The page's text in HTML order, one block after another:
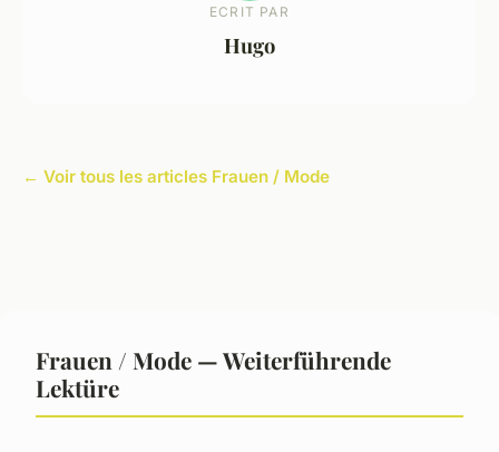
ECRIT PAR
Hugo
← Voir tous les articles Frauen / Mode
Frauen / Mode — Weiterführende
Lektüre